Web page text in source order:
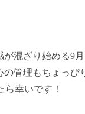
混ざり始める9月
管理もちょっぴ
ら幸いです！